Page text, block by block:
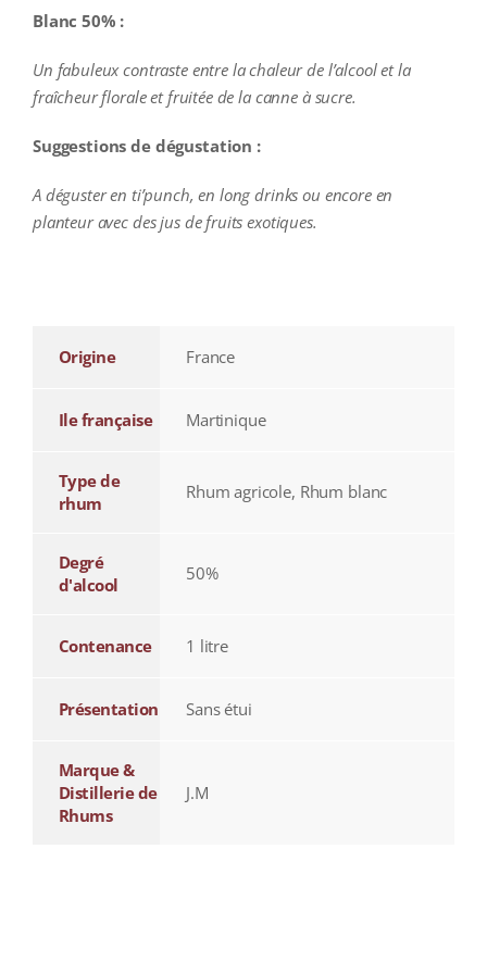
Blanc 50% :
Un fabuleux contraste entre la chaleur de l’alcool et la
fraîcheur florale et fruitée de la canne à sucre.
Suggestions de dégustation :
A déguster en ti’punch, en long drinks ou encore en
planteur avec des jus de fruits exotiques.
Origine France
Ile française Martinique
Type de
rhum
Rhum agricole, Rhum blanc
Degré
d'alcool
50%
Contenance 1 litre
Présentation Sans étui
Marque &
Distillerie de
Rhums
J.M